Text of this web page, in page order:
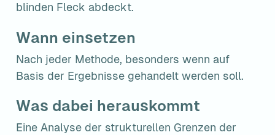
blinden Fleck abdeckt.
Wann einsetzen
Nach jeder Methode, besonders wenn auf
Basis der Ergebnisse gehandelt werden soll.
Was dabei herauskommt
Eine Analyse der strukturellen Grenzen der